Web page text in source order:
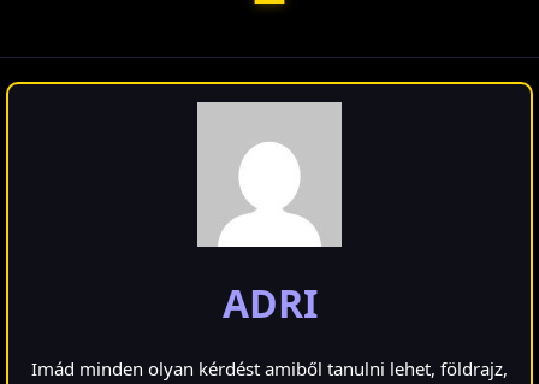
ADRI
Imád minden olyan kérdést amiből tanulni lehet, földrajz,